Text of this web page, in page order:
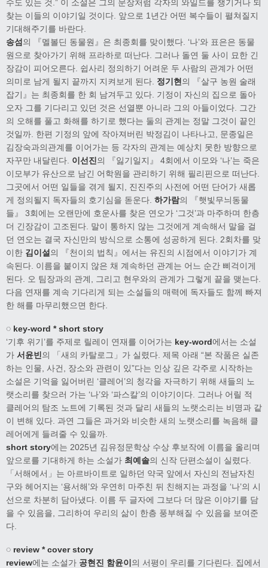
수도 있는 것.” 이 소설은 그의 문장처럼 각자의 와일드를 챙기거나 되
찾는 이들의 이야기일 것이다. 앞으로 1년간 어떤 복수들이 펼쳐질지
기대해주기를 바란다.
송섬 의 『멜볼딘 동물원』은 최종회를 맞이했다. ‘나’와 표은은 동물
원으로 찾아가기 위해 프라하로 떠난다. 그러나 돌연 둘 사이 묘한 긴
장감이 피어오른다. 쉽사리 정의하기 어려운 두 사람의 관계가 어떤
의미로 남게 될지 끝까지 지켜보게 된다. 정기현 의 『살구 농원 술래
잡기』는 최종회를 한 회 남겨두고 있다. 기정이 자신의 집으로 돌아
오자 그를 기다리고 있던 것은 선열뿐 아니라 그의 아들이었다. 그간
의 오해를 풀고 화해를 하기로 했다는 둘의 관계는 정말 그것이 끝인
것일까. 한편 기정의 앞에 작아져버린 박정김이 나타나고, 문종일은
김장숙과의관계를 이어가는 등 각자의 관계는 예상치 못한 방향으로
자꾸만 내달린다. 이선진 의 『잃기일지』 4회에서 이모와 ‘나’는 죽은
이모부가 유산으로 남긴 어학원을 관리하기 위해 필리핀으로 떠난다.
그곳에서 어떤 일들을 겪게 될지, 진진주의 사전에 어떤 단어가 새롭
게 정의될지 독자들의 호기심을 돋운다. 하가람의 『햇빛무늬동물
들』 3회에는 오랜만에 호운사를 찾은 연오가 ‘그것’과 마주하며 한층
더 긴장감이 고조된다. 말이 통하지 않는 그것에게 계속해서 말을 걸
던 연오는 결국 자신만의 방식으로 소통에 성공하게 된다. 2회차를 맞
이한 김이설 의 『천이의 법칙』에서는 유진의 시점에서 이야기가 계
속된다. 이름을 붙이지 않은 채 계속하던 관계는 어느 순간 삐걱이게
된다. 오 팀장과의 관계, 그리고 현우와의 관계가 그렇게 끝을 맺는다.
다음 연재를 계속 기다리게 되는 소설들의 매력에 독자들도 함께 빠져
한 해를 마무리했으면 한다.
◌ key-word * short story
‘기후 위기’를 주제로 릴레이 연재를 이어가는 key-word에서는 소설
가 서윤빈 의 「새의 카탈로그」가 실렸다. 제목 아래 “본 작품은 실존
하는 인물, 사건, 장소와 관련이 있”다는 인상 깊은 각주로 시작하는
소설은 기억을 잃어버린 ‘클레어’의 청각을 자극하기 위해 새들의 노
랫소리를 찾으러 가는 ‘나’와 ‘파스칼’의 이야기이다. 그러나 어릴 적
클레어의 탐조 노트에 기록된 것과 달리 새들의 노랫소리는 비명과 같
이 변해 있다. 과연 그들은 과거와 비슷한 새의 노랫소리를 녹음해 클
레어에게 들려줄 수 있을까.
short story에는 2025년 김유정문학상 수상 후보작에 이름을 올리며
앞으로를 기대하게 하는 소설가 최예솔의 신작 단편소설이 실렸다.
「서해에서」는 아르바이트로 일하던 약국 앞에서 자신의 전남자친
구와 헤어지는 ‘용서해’와 우연히 마주친 뒤 친해지는 과정을 ‘나’의 시
선으로 차분히 담아냈다. 이름 두 글자에 그보다 더 많은 이야기를 담
을 수 있음을, 그리하여 우리의 삶이 한층 풍부해질 수 있음을 보여준
다.
◌ review * cover story
review에는 소설가 공현진 함윤이 의 서평이 우리를 기다린다. 집에서